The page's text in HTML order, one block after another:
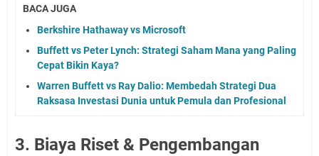
BACA JUGA
Berkshire Hathaway vs Microsoft
Buffett vs Peter Lynch: Strategi Saham Mana yang Paling
Cepat Bikin Kaya?
Warren Buffett vs Ray Dalio: Membedah Strategi Dua
Raksasa Investasi Dunia untuk Pemula dan Profesional
3. Biaya Riset & Pengembangan